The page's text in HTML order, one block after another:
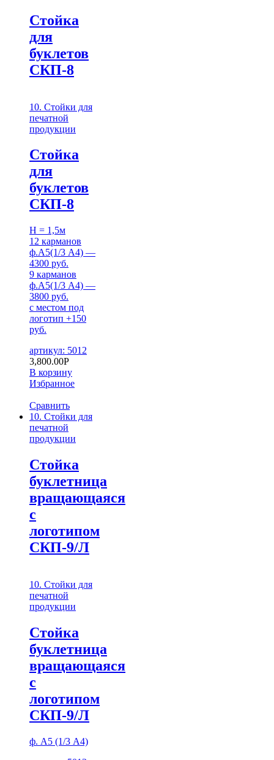
Стойка
для
буклетов
СКП-8
10. Стойки для
печатной
продукции
Стойка
для
буклетов
СКП-8
H = 1,5м
12 карманов
ф.А5(1/3 А4) —
4300 руб.
9 карманов
ф.А5(1/3 А4) —
3800 руб.
с местом под
логотип +150
руб.
артикул: 5012
3,800.00Р
В корзину
Избранное
Сравнить
10. Стойки для
печатной
продукции
Стойка
буклетница
вращающаяся
с
логотипом
СКП-9/Л
10. Стойки для
печатной
продукции
Стойка
буклетница
вращающаяся
с
логотипом
СКП-9/Л
ф. А5 (1/3 А4)